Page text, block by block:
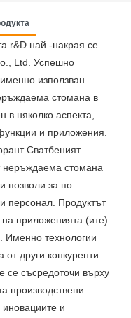
r&D най -накрая се
Ltd. Успешно
използван
стомана в
в няколко аспекта,
и приложения.
Сватбеният
неръждаема стомана
позволи за по
персонал. Продуктът
на приложенията (ите)
Именно технологии
други конкуренти.
се съсредоточи върху
производствени
и